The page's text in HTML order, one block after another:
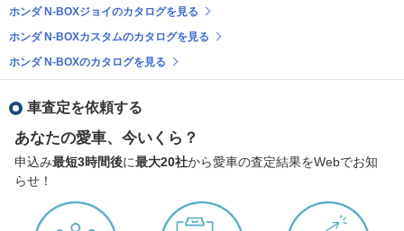
ホンダ N-BOXジョイのカタログを見る
ホンダ N-BOXカスタムのカタログを見る
ホンダ N-BOXのカタログを見る
車査定を依頼する
あなたの愛車、今いくら？
申込み最短3時間後に最大20社から愛車の査定結果をWebでお知
らせ！